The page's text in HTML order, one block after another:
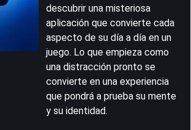
descubrir una misteriosa
aplicación que convierte cada
aspecto de su día a día en un
juego. Lo que empieza como
una distracción pronto se
convierte en una experiencia
que pondrá a prueba su mente
y su identidad.